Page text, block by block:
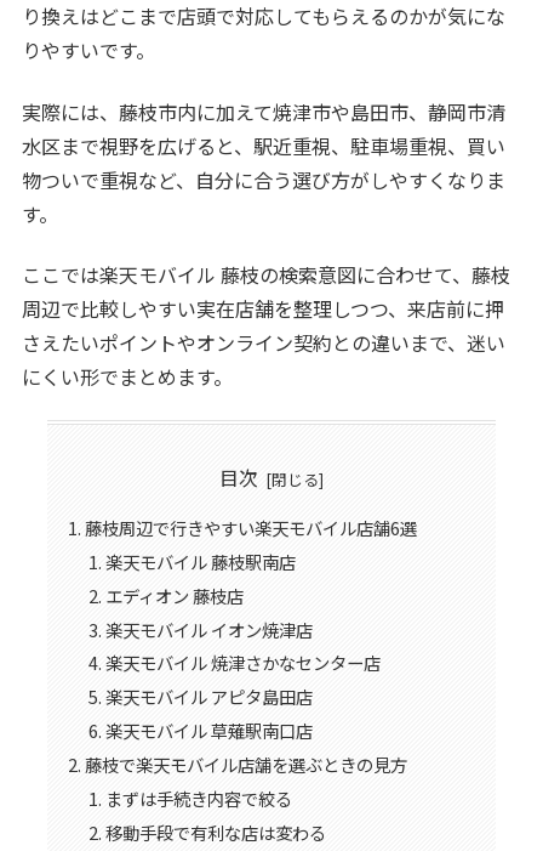
り換えはどこまで店頭で対応してもらえるのかが気にな
りやすいです。
実際には、藤枝市内に加えて焼津市や島田市、静岡市清
水区まで視野を広げると、駅近重視、駐車場重視、買い
物ついで重視など、自分に合う選び方がしやすくなりま
す。
ここでは楽天モバイル 藤枝の検索意図に合わせて、藤枝
周辺で比較しやすい実在店舗を整理しつつ、来店前に押
さえたいポイントやオンライン契約との違いまで、迷い
にくい形でまとめます。
目次
藤枝周辺で行きやすい楽天モバイル店舗6選
楽天モバイル 藤枝駅南店
エディオン 藤枝店
楽天モバイル イオン焼津店
楽天モバイル 焼津さかなセンター店
楽天モバイル アピタ島田店
楽天モバイル 草薙駅南口店
藤枝で楽天モバイル店舗を選ぶときの見方
まずは手続き内容で絞る
移動手段で有利な店は変わる